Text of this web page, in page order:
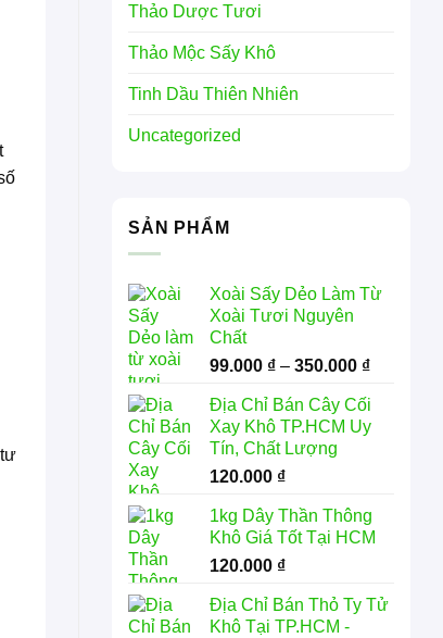
Thảo Dược Tươi
Thảo Mộc Sấy Khô
Tinh Dầu Thiên Nhiên
Uncategorized
SẢN PHẨM
Xoài Sấy Dẻo Làm Từ
Xoài Tươi Nguyên
Chất
99.000 ₫ – 350.000 ₫Khoảng
từ
99.000 ₫
Địa Chỉ Bán Cây Cối
Xay Khô TP.HCM Uy
Tín, Chất Lượng
120.000 ₫
1kg Dây Thần Thông
Khô Giá Tốt Tại HCM
120.000 ₫
Địa Chỉ Bán Thỏ Ty Tử
Khô Tại TP.HCM -